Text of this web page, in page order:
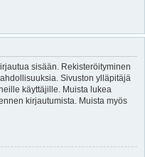
sisään. Rekisteröityminen
Sivuston ylläpitäjä
käyttäjille. Muista lukea
kirjautumista. Muista myös